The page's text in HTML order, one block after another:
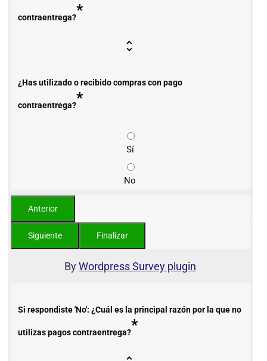
contraentrega?*
¿Has utilizado o recibido compras con pago
contraentrega?*
Sí
No
ByWordpress Survey plugin
Si respondiste 'No': ¿Cuál es la principal razón por la que no
utilizas pagos contraentrega?*